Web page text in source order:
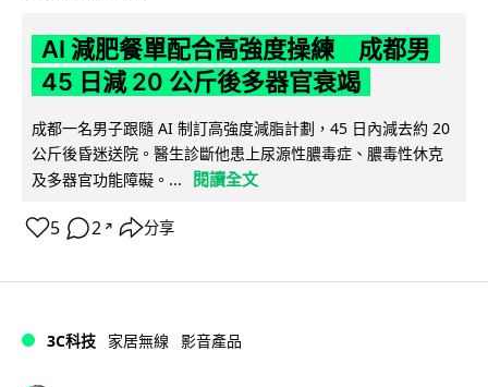
AI 減肥餐單配合高強度操練 成都男
45 日減 20 公斤後多器官衰竭
成都一名男子跟隨 AI 制訂高強度減脂計劃，45 日內減去約 20
公斤後昏迷送院。醫生診斷他患上尿源性膿毒症、膿毒性休克
及多器官功能障礙。...
閱讀全文
5 2 ↗ 分享
3C科技 家居無線 影音產品